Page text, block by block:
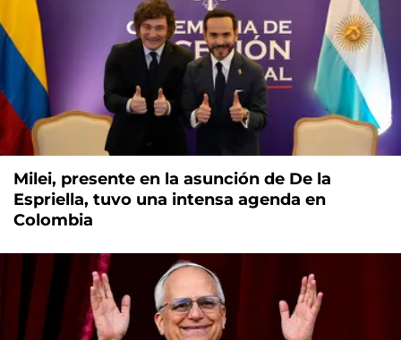
Milei, presente en la asunción de De la
Espriella, tuvo una intensa agenda en
Colombia